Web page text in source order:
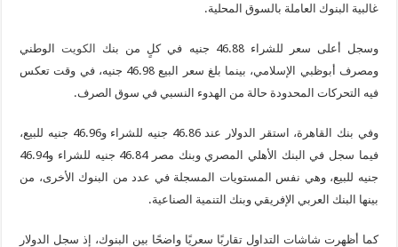
غالبية البنوك العاملة بالسوق المحلية.
وسجل أعلى سعر للشراء 46.88 جنيه في كلٍ من بنك الكويتالوطني
ومصرف أبوظبي الإسلامي، بينما بلغ سعر البيع 46.98 جنيه، في وقت تعكس
فيه التحركات المحدودة حالة من الهدوء النسبي في سوق الصرف.
وفي بنك القاهرة، استقر الدولار عند 46.86 جنيه للشراء و46.96 جنيه للبيع،
فيما سجل في البنك الأهلي المصري وبنك مصر 46.84 جنيه للشراء و46.94
جنيه للبيع، وهي نفس المستويات المسجلة في عدد من البنوك الأخرى، من
بينها البنك العربي الإفريقي وبنك التنمية الصناعية.
كما أظهرت شاشات التداول تقاربًا سعريًا واضحًا بين البنوك، إذ سجل الدولار